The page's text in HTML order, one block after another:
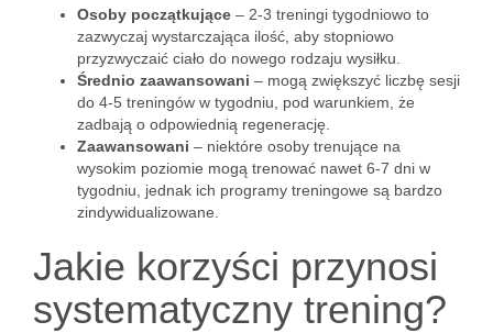
Osoby początkujące – 2-3 treningi tygodniowo to
zazwyczaj wystarczająca ilość, aby stopniowo
przyzwyczaić ciało do nowego rodzaju wysiłku.
Średnio zaawansowani – mogą zwiększyć liczbę sesji
do 4-5 treningów w tygodniu, pod warunkiem, że
zadbają o odpowiednią regenerację.
Zaawansowani – niektóre osoby trenujące na
wysokim poziomie mogą trenować nawet 6-7 dni w
tygodniu, jednak ich programy treningowe są bardzo
zindywidualizowane.
Jakie korzyści przynosi
systematyczny trening?